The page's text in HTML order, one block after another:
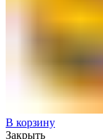
В корзину
Закрыть